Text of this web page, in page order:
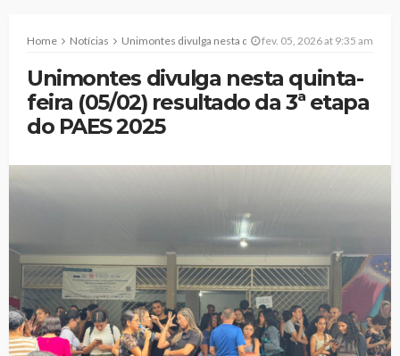
Home Notícias Unimontes divulga nesta quinta-feira (05/02) resultado da 3ª etapa do PAES 2025
fev. 05, 2026 at 9:35 am
Unimontes divulga nesta quinta-
feira (05/02) resultado da 3ª etapa
do PAES 2025